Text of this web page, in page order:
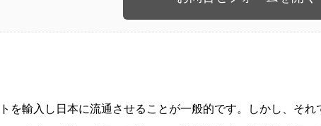
を輸入し日本に流通させることが一般的です。しかし、そ